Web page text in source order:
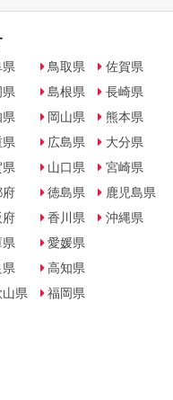
県
県
県
県
県
府
府
県
県
山県
鳥取県
島根県
岡山県
広島県
山口県
徳島県
香川県
愛媛県
高知県
福岡県
佐賀県
長崎県
熊本県
大分県
宮崎県
鹿児島県
沖縄県